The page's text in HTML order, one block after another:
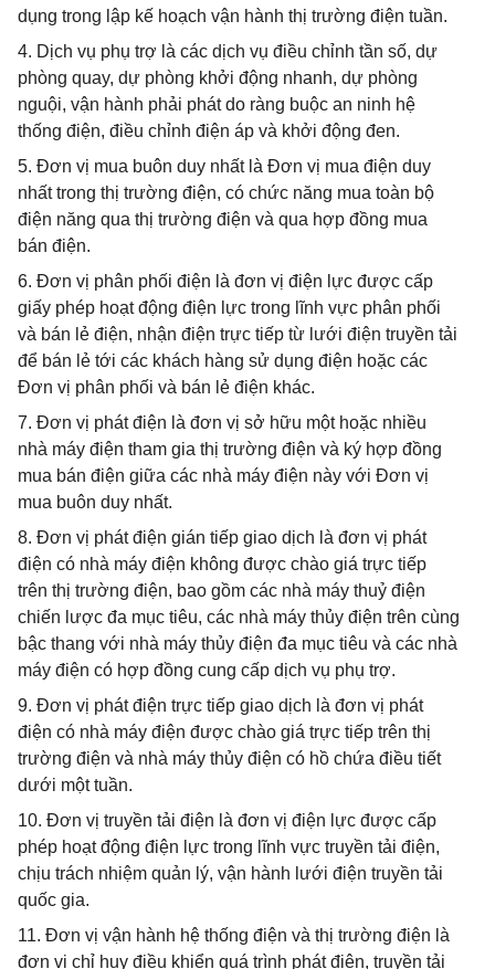
dụng trong lập kế hoạch vận hành thị trường điện tuần.
4. Dịch vụ phụ trợ là các dịch vụ điều chỉnh tần số, dự
phòng quay, dự phòng khởi động nhanh, dự phòng
nguội, vận hành phải phát do ràng buộc an ninh hệ
thống điện, điều chỉnh điện áp và khởi động đen.
5. Đơn vị mua buôn duy nhất là Đơn vị mua điện duy
nhất trong thị trường điện, có chức năng mua toàn bộ
điện năng qua thị trường điện và qua hợp đồng mua
bán điện.
6. Đơn vị phân phối điện là đơn vị điện lực được cấp
giấy phép hoạt động điện lực trong lĩnh vực phân phối
và bán lẻ điện, nhận điện trực tiếp từ lưới điện truyền tải
để bán lẻ tới các khách hàng sử dụng điện hoặc các
Đơn vị phân phối và bán lẻ điện khác.
7. Đơn vị phát điện là đơn vị sở hữu một hoặc nhiều
nhà máy điện tham gia thị trường điện và ký hợp đồng
mua bán điện giữa các nhà máy điện này với Đơn vị
mua buôn duy nhất.
8. Đơn vị phát điện gián tiếp giao dịch là đơn vị phát
điện có nhà máy điện không được chào giá trực tiếp
trên thị trường điện, bao gồm các nhà máy thuỷ điện
chiến lược đa mục tiêu, các nhà máy thủy điện trên cùng
bậc thang với nhà máy thủy điện đa mục tiêu và các nhà
máy điện có hợp đồng cung cấp dịch vụ phụ trợ.
9. Đơn vị phát điện trực tiếp giao dịch là đơn vị phát
điện có nhà máy điện được chào giá trực tiếp trên thị
trường điện và nhà máy thủy điện có hồ chứa điều tiết
dưới một tuần.
10. Đơn vị truyền tải điện là đơn vị điện lực được cấp
phép hoạt động điện lực trong lĩnh vực truyền tải điện,
chịu trách nhiệm quản lý, vận hành lưới điện truyền tải
quốc gia.
11. Đơn vị vận hành hệ thống điện và thị trường điện là
đơn vị chỉ huy điều khiển quá trình phát điện, truyền tải